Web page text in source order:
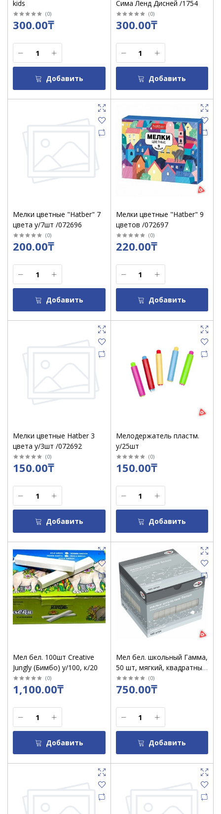
kids
(0)
300.00₸
Добавить
Сима Ленд Дисней /1754
(0)
300.00₸
Добавить
Мелки цветные "Hatber" 7
цвета у/7шт /072696
(0)
200.00₸
Добавить
Мелки цветные "Hatber" 9
цветов /072697
(0)
220.00₸
Добавить
Мелки цветные Hatber 3
цвета у/3шт /072692
(0)
150.00₸
Добавить
Мелодержатель пластм.
у/25шт
(0)
150.00₸
Добавить
Мел бел. 100шт Creative
Jungly (Бимбо) у/100, к/20
(0)
1,100.00₸
Добавить
Мел бел. школьный Гамма,
50 шт, мягкий, квадратный
/2308196 (0)
750.00₸
Добавить